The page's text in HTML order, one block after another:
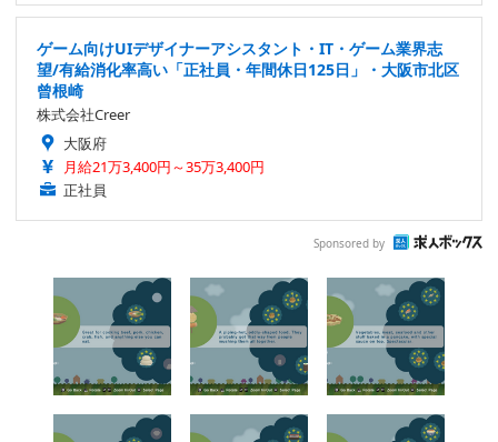
ゲーム向けUIデザイナーアシスタント・IT・ゲーム業界志
望/有給消化率高い「正社員・年間休日125日」・大阪市北区
曾根崎
株式会社Creer
大阪府
月給21万3,400円～35万3,400円
正社員
Sponsored by